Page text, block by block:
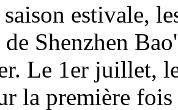
estivale,
Shenzhen
Le 1er juillet,
la première